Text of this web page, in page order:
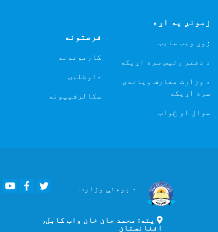
زمونږ په اړه
زوړ ویب سایټ
د دفتر رئیس سره اړیکه
د وزارت معارف ویاندی
سره اړیکه
سوال او ځواب
فرصتونه
کارموندنه
داوطلبۍ
سکالرشیپونه
د پوهنې وزارت
YoutubeFacebook
پته: محمد جان خان واټ کابل,
افغانستان